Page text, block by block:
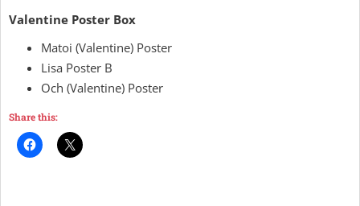
Valentine Poster Box
Matoi (Valentine) Poster
Lisa Poster B
Och (Valentine) Poster
Share this: